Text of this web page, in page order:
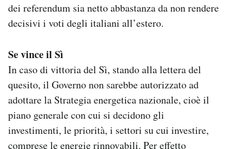
dei referendum sia netto abbastanza da non rendere
decisivi i voti degli italiani all’estero.
Se vince il Sì
In caso di vittoria del Sì, stando alla lettera del
quesito, il Governo non sarebbe autorizzato ad
adottare la Strategia energetica nazionale, cioè il
piano generale con cui si decidono gli
investimenti, le priorità, i settori su cui investire,
comprese le energie rinnovabili. Per effetto